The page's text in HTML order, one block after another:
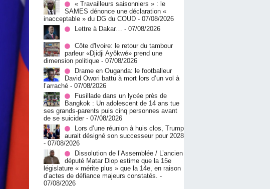
« Travailleurs saisonniers » : le
SAMES dénonce une déclaration «
inacceptable » du DG du COUD - 07/08/2026
Lettre à Dakar… - 07/08/2026
Côte d'Ivoire: le retour du tambour
parleur «Djidji Ayôkwé» prend une
dimension politique - 07/08/2026
Drame en Ouganda: le footballeur
David Owori battu à mort lors d’un vol à
l’arraché - 07/08/2026
Fusillade dans un lycée près de
Bangkok : Un adolescent de 14 ans tue
ses grands-parents puis cinq personnes avant
de se suicider - 07/08/2026
Lors d’une réunion à huis clos, Trump
aurait désigné son successeur pour 2028
- 07/08/2026
Dissolution de l’Assemblée / L’ancien
député Matar Diop estime que la 15e
législature « mérite plus » que la 14e, en raison
d’actes de défiance majeurs constatés. -
07/08/2026